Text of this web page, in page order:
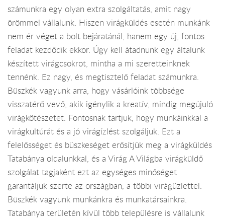
számunkra egy olyan extra szolgáltatás, amit nagy
örömmel vállalunk. Hiszen virágküldés esetén munkánk
nem ér véget a bolt bejáratánál, hanem egy új, fontos
feladat kezdődik ekkor. Úgy kell átadnunk egy általunk
készített virágcsokrot, mintha a mi szeretteinknek
tennénk. Ez nagy, és megtisztelő feladat számunkra.
Büszkék vagyunk arra, hogy vásárlóink többsége
visszatérő vevő, akik igénylik a kreatív, mindig megújuló
virágkötészetet. Fontosnak tartjuk, hogy munkáinkkal a
virágkultúrát és a jó virágízlést szolgáljuk. Ezt a
felelősséget és büszkeséget erősítjük meg a virágküldés
Tatabánya oldalunkkal, és a Virág A Világba virágküldő
szolgálat tagjaként ezt az egységes minőséget
garantáljuk szerte az országban, a többi virágüzlettel.
Büszkék vagyunk munkánkra és munkatársainkra.
Tatabánya területén kívül több településre is vállalunk